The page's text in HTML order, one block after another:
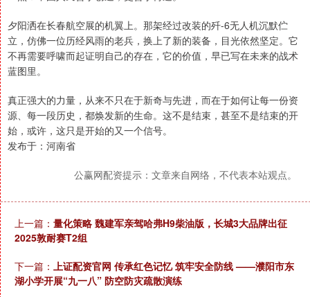
夕阳洒在长春航空展的机翼上。那架经过改装的歼-6无人机沉默伫
立，仿佛一位历经风雨的老兵，换上了新的装备，目光依然坚定。它
不再需要呼啸而起证明自己的存在，它的价值，早已写在未来的战术
蓝图里。
真正强大的力量，从来不只在于新奇与先进，而在于如何让每一份资
源、每一段历史，都焕发新的生命。这不是结束，甚至不是结束的开
始，或许，这只是开始的又一个信号。
发布于：河南省
公赢网配资提示：文章来自网络，不代表本站观点。
上一篇： 量化策略 魏建军亲驾哈弗H9柴油版，长城3大品牌出征
2025敦耐赛T2组
下一篇： 上证配资官网 传承红色记忆 筑牢安全防线 ——濮阳市东
湖小学开展“九一八” 防空防灾疏散演练